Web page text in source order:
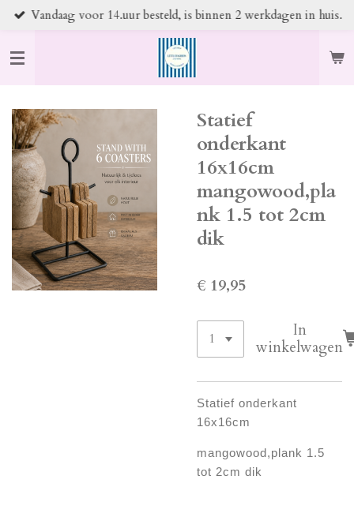
Ga
naar
de
hoofdinhoud
Vandaag voor 14.uur besteld, is binnen 2 werkdagen in huis.
Statief
onderkant
16x16cm
mangowood,pla
nk 1.5 tot 2cm
dik
€ 19,95
In
winkelwagen
Statief onderkant
16x16cm
mangowood,plank 1.5
tot 2cm dik